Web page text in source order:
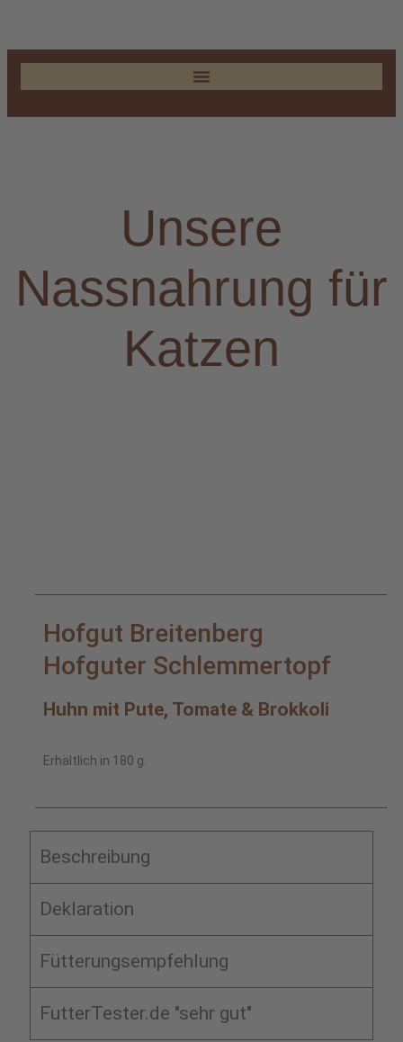
Unsere
Nassnahrung für
Katzen
Hofgut Breitenberg
Hofguter Schlemmertopf
Huhn mit Pute, Tomate & Brokkoli
Erhältlich in 180 g.
Beschreibung
Deklaration
Fütterungsempfehlung
FutterTester.de "sehr gut"